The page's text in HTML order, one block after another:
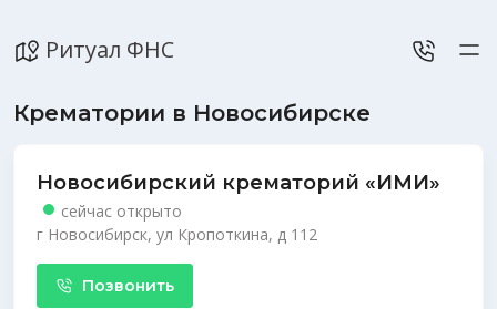
Ритуал ФНС
Крематории в Новосибирске
Новосибирский крематорий «ИМИ»
сейчас открыто
г Новосибирск, ул Кропоткина, д 112
Позвонить